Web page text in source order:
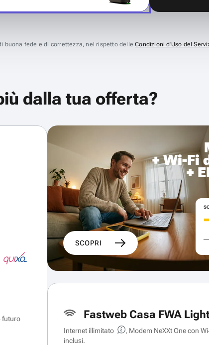
buona fede e di correttezza, nel rispetto delleCondizioni d’Uso del
dalla tua offerta?
futuro
+ Wi-Fi
+
SCOPRI
Fastweb Casa FWA Light
Internet illimitato
, Modem NeXXt One con
inclusi.